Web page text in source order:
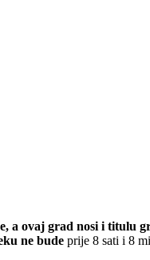
a ovaj grad nosi i titulu
ne bude prije 8 sati i 8